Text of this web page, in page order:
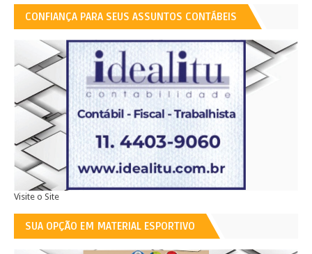
CONFIANÇA PARA SEUS ASSUNTOS CONTÁBEIS
Visite o Site
SUA OPÇÃO EM MATERIAL ESPORTIVO